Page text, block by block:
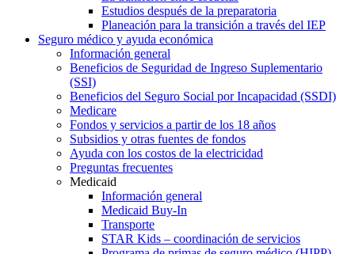
Estudios después de la preparatoria
Planeación para la transición a través del IEP
Seguro médico y ayuda económica
Información general
Beneficios de Seguridad de Ingreso Suplementario
(SSI)
Beneficios del Seguro Social por Incapacidad (SSDI)
Medicare
Fondos y servicios a partir de los 18 años
Subsidios y otras fuentes de fondos
Ayuda con los costos de la electricidad
Preguntas frecuentes
Medicaid
Información general
Medicaid Buy-In
Transporte
STAR Kids – coordinación de servicios